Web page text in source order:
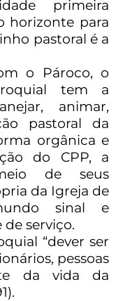
primeira
horizonte para
pastoral é a
o Pároco, o
tem a
animar,
pastoral da
orgânica e
do CPP, a
de seus
da Igreja de
sinal e
serviço.
“dever ser
pessoas
da vida da